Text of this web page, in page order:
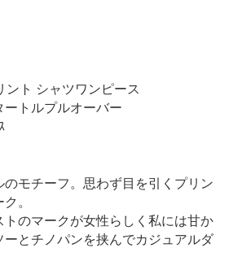
ント シャツワンピース
トルプルオーバー
モチーフ。思わず目を引くプリン
。
のマークが女性らしく私には甘か
ーとチノパンを挟んでカジュアルダ